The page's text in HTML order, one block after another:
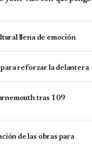
llena de emoción
para reforzar la delantera
tras 109
de las obras para